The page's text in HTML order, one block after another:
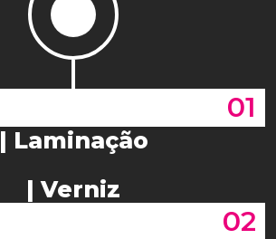
01
| Laminação
02
| Verniz